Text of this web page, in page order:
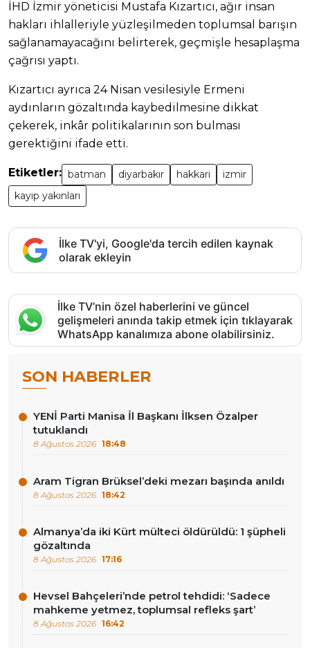
İHD İzmir yöneticisi Mustafa Kızartıcı, ağır insan
hakları ihlalleriyle yüzleşilmeden toplumsal barışın
sağlanamayacağını belirterek, geçmişle hesaplaşma
çağrısı yaptı.
Kızartıcı ayrıca 24 Nisan vesilesiyle Ermeni
aydınların gözaltında kaybedilmesine dikkat
çekerek, inkâr politikalarının son bulması
gerektiğini ifade etti.
Etiketler: batman diyarbakır hakkari
izmir
kayıp yakınları
İlke TV'yi, Google'da tercih edilen kaynak
olarak ekleyin
İlke TV’nin özel haberlerini ve güncel
gelişmeleri anında takip etmek için tıklayarak
WhatsApp kanalımıza abone olabilirsiniz.
SON HABERLER
YENİ Parti Manisa İl Başkanı İlksen Özalper
tutuklandı
8 Ağustos 2026 18:48
Aram Tigran Brüksel’deki mezarı başında anıldı
8 Ağustos 2026 18:42
Almanya’da iki Kürt mülteci öldürüldü: 1 şüpheli
gözaltında
8 Ağustos 2026 17:16
Hevsel Bahçeleri’nde petrol tehdidi: ‘Sadece
mahkeme yetmez, toplumsal refleks şart’
8 Ağustos 2026 16:42